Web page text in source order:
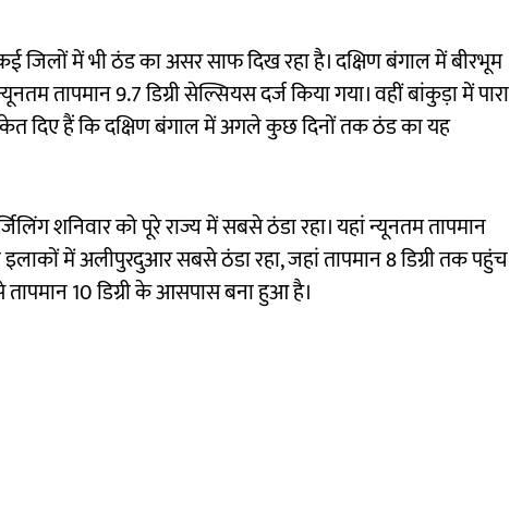
में भी ठंड का असर साफ दिख रहा है। दक्षिण बंगाल में बीरभूम
तापमान 9.7 डिग्री सेल्सियस दर्ज किया गया। वहीं बांकुड़ा में पारा
दिए हैं कि दक्षिण बंगाल में अगले कुछ दिनों तक ठंड का यह
शनिवार को पूरे राज्य में सबसे ठंडा रहा। यहां न्यूनतम तापमान
इलाकों में अलीपुरदुआर सबसे ठंडा रहा, जहां तापमान 8 डिग्री तक पहुंच
10 डिग्री के आसपास बना हुआ है।